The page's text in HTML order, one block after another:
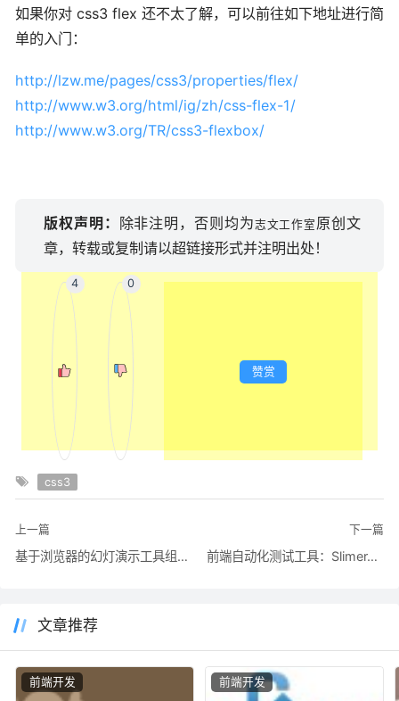
如果你对 css3 flex 还不太了解，可以前往如下地址进行简
单的入门：
http://lzw.me/pages/css3/properties/flex/
http://www.w3.org/html/ig/zh/css-flex-1/
http://www.w3.org/TR/css3-flexbox/
版权声明： 除非注明，否则均为志文工作室 原创文
章，转载或复制请以超链接形式并注明出处！
4 0
赞赏
css3
上一篇
基于浏览器的幻灯演示工具组件：impress.js 快速上手及相似组件推荐
下一篇
前端自动化测试工具：SlimerJS、phantomJS 和 CasperJS
文章推荐
前端开发 前端开发